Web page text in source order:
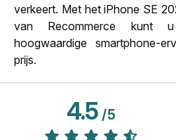
verkeert. Met het iPhone SE
van Recommerce kunt
hoogwaardige smartphone-
prijs.
4.5/5